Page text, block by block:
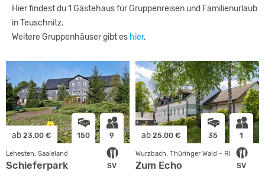
Hier findest du 1 Gästehaus für Gruppenreisen und Familienurlaub
in Teuschnitz.
Weitere Gruppenhäuser gibt es hier.
ab 23.00 € 150 9
SV
Lehesten, Saaleland
Schieferpark
ab 25.00 € 35 1
SV
Wurzbach, Thüringer Wald - Rhön
Zum Echo